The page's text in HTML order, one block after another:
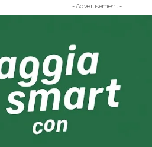
- Advertisement -